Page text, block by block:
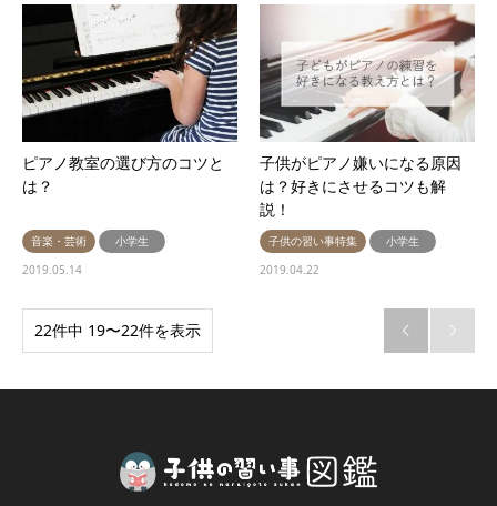
ピアノ教室の選び方のコツと
は？
音楽・芸術
小学生
2019.05.14
子供がピアノ嫌いになる原因
は？好きにさせるコツも解
説！
子供の習い事特集
小学生
2019.04.22
22件中 19〜22件を表示  